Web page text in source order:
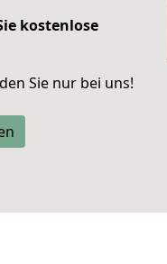
kostenlose
Sie nur bei uns!